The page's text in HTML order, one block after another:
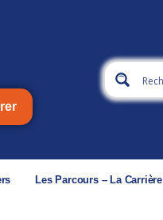
Les Parcours – La Carrière